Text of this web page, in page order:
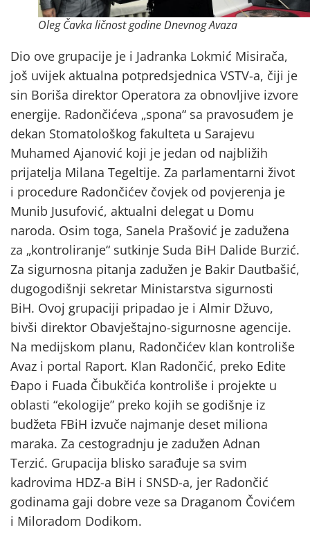
Oleg Čavka ličnost godine Dnevnog Avaza
Dio ove grupacije je i Jadranka Lokmić Misirača,
još uvijek aktualna potpredsjednica VSTV-a, čiji je
sin Boriša direktor Operatora za obnovljive izvore
energije. Radončićeva „spona“ sa pravosuđem je
dekan Stomatološkog fakulteta u Sarajevu
Muhamed Ajanović koji je jedan od najbližih
prijatelja Milana Tegeltije. Za parlamentarni život
i procedure Radončićev čovjek od povjerenja je
Munib Jusufović, aktualni delegat u Domu
naroda. Osim toga, Sanela Prašović je zadužena
za „kontroliranje“ sutkinje Suda BiH Dalide Burzić.
Za sigurnosna pitanja zadužen je Bakir Dautbašić,
dugogodišnji sekretar Ministarstva sigurnosti
BiH. Ovoj grupaciji pripadao je i Almir Džuvo,
bivši direktor Obavještajno-sigurnosne agencije.
Na medijskom planu, Radončićev klan kontroliše
Avaz i portal Raport. Klan Radončić, preko Edite
Đapo i Fuada Čibukčića kontroliše i projekte u
oblasti “ekologije” preko kojih se godišnje iz
budžeta FBiH izvuče najmanje deset miliona
maraka. Za cestogradnju je zadužen Adnan
Terzić. Grupacija blisko sarađuje sa svim
kadrovima HDZ-a BiH i SNSD-a, jer Radončić
godinama gaji dobre veze sa Draganom Čovićem
i Miloradom Dodikom.